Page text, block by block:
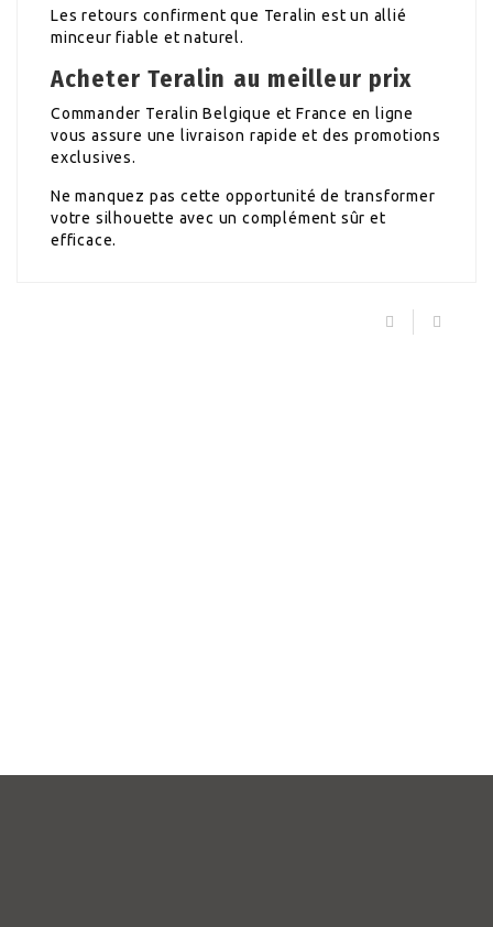
Les retours confirment que Teralin est un allié
minceur fiable et naturel.
Acheter Teralin au meilleur prix
Commander Teralin Belgique et France en ligne
vous assure une livraison rapide et des promotions
exclusives.
Ne manquez pas cette opportunité de transformer
votre silhouette avec un complément sûr et
efficace.